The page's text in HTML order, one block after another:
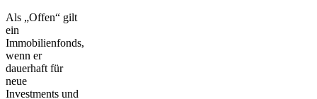
Als „Offen“ gilt
ein
Immobilienfonds,
wenn er
dauerhaft für
neue
Investments und